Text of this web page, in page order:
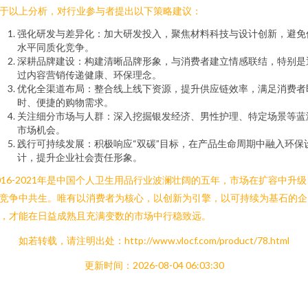
以上分析，对行业参与者提出以下策略建议：
强化研发与差异化：加大研发投入，聚焦材料科技与设计创新，避免
水平同质化竞争。
深耕品牌建设：构建清晰品牌形象，与消费者建立情感联结，特别是
过内容营销传递健康、环保理念。
优化全渠道布局：整合线上线下资源，提升供应链效率，满足消费者
时、便捷的购物需求。
关注细分市场与人群：深入挖掘银发经济、男性护理、特定场景等蓝
市场机会。
践行可持续发展：积极响应“双碳”目标，在产品生命周期中融入环保
计，提升企业社会责任形象。
2021年是中国个人卫生用品行业波澜壮阔的五年，市场在扩容中升
争中共生。唯有以消费者为核心，以创新为引擎，以可持续为基石的企
才能在日益成熟且充满变数的市场中行稳致远。
如若转载，请注明出处：http://www.vlocf.com/product/78.html
更新时间：2026-08-04 06:03:30